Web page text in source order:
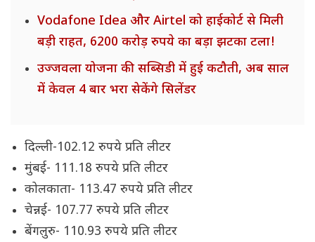
Vodafone Idea और Airtel को हाईकोर्ट से मिली
बड़ी राहत, 6200 करोड़ रुपये का बड़ा झटका टला!
उज्जवला योजना की सब्सिडी में हुई कटौती, अब साल
में केवल 4 बार भरा सेकेंगे सिलेंडर
दिल्ली-102.12 रुपये प्रति लीटर
मुंबई- 111.18 रुपये प्रति लीटर
कोलकाता- 113.47 रुपये प्रति लीटर
चेन्नई- 107.77 रुपये प्रति लीटर
बेंगलुरु- 110.93 रुपये प्रति लीटर